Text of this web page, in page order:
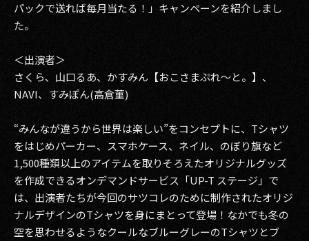
パックで送れば毎月当たる！」キャンペーンを紹介しまし
た。
＜出演者＞
さくら、山口るあ、かすみん【おこさまぷれ～と。】、
NAVI、すみぽん(高倉菫)
“みんなが違うから世界は楽しい”をコンセプトに、Tシャツ
をはじめパーカー、スマホケース、ネイル、のぼり旗など
1,500種類以上のアイテムを取りそろえたオリジナルグッズ
を作成できるオンデマンドサービス「UP-T ステージ」で
は、出演者たちが今回のサツコレのために制作されたオリジ
ナルデザインのTシャツを身にまとって登場！なかでも冬の
空を思わせるようなクールなブルーグレーのTシャツとブ